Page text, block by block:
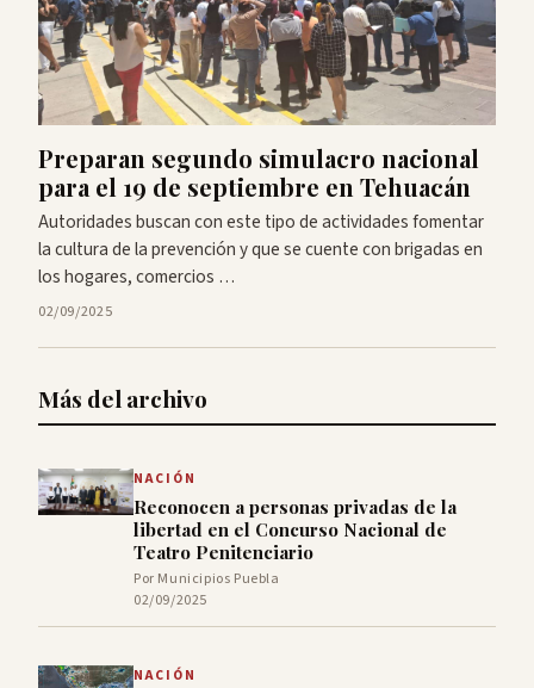
Preparan segundo simulacro nacional
para el 19 de septiembre en Tehuacán
Autoridades buscan con este tipo de actividades fomentar
la cultura de la prevención y que se cuente con brigadas en
los hogares, comercios …
02/09/2025
Más del archivo
NACIÓN
Reconocen a personas privadas de la
libertad en el Concurso Nacional de
Teatro Penitenciario
Por Municipios Puebla
02/09/2025
NACIÓN